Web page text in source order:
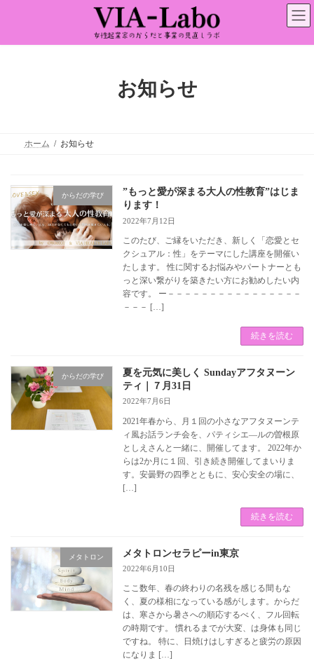
ン
ー
お知らせ
ホーム お知らせ
からだの学び
”もっと愛が深まる大人の性教育”はじま
ります！
2022年7月12日
このたび、ご縁をいただき、新しく「恋愛とセ
クシュアル：性」をテーマにした講座を開催い
たします。 性に関するお悩みやパートナーとも
っと深い繋がりを築きたい方にお勧めしたい内
容です。 ー－－－－－－－－－－－－－－－－
－－－ […]
続きを読む
からだの学び
夏を元気に美しく Sundayアフタヌーン
ティ｜７月31日
2022年7月6日
2021年春から、月１回の小さなアフタヌーンテ
ィ風お話ランチ会を、パティシエ―ルの曽根原
としえさんと一緒に、開催してます。 2022年か
らは2か月に１回、引き続き開催してまいりま
す。安曇野の四季とともに、安心安全の場に、
[…]
続きを読む
メタトロン メタトロンセラピーin東京
2022年6月10日
ここ数年、春の終わりの名残を感じる間もな
く、夏の様相になっている感がします。からだ
は、寒さから暑さへの順応するべく、フル回転
の時期です。 慣れるまでが大変、は身体も同じ
ですね。 特に、日焼けはしすぎると疲労の原因
になりま […]